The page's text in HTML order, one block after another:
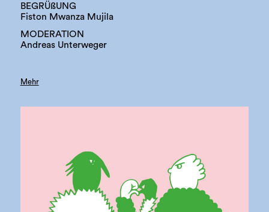
BEGRÜßUNG
Fiston Mwanza Mujila
MODERATION
Andreas Unterweger
Mehr